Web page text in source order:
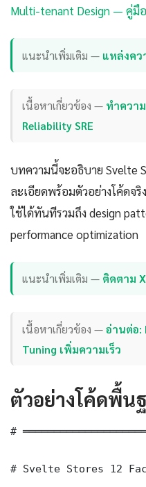
Multi-tenant Design — คู่มื
แนะนำเพิ่มเติม — แหล่งคว
เนื้อหาเกี่ยวข้อง — ทำควา
Reliability SRE
บทความนี้จะอธิบาย Svelte
ละเอียดพร้อมตัวอย่างโค้ดจ
ใช้ได้ทันทีรวมถึง design
performance optimization
แนะนำเพิ่มเติม — ติดตาม
เนื้อหาเกี่ยวข้อง —อ่านต่อ:
Tuning เพิ่มความเร็ว
ตัวอย่างโค้ดพื้น
#
# Svelte Stores 12